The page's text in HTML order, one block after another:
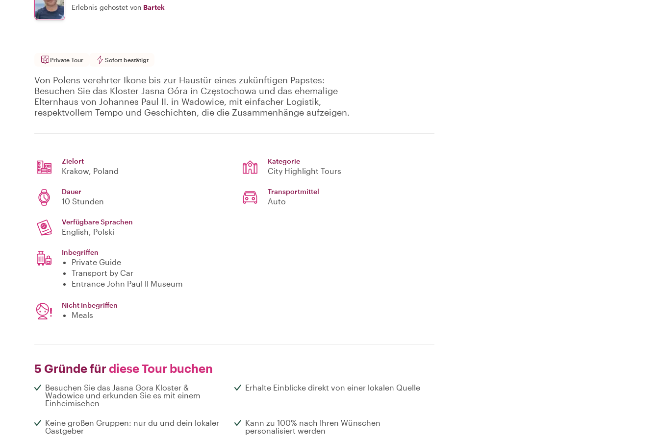
Erlebnis gehostet von Bartek
Private Tour Sofort bestätigt
Von Polens verehrter Ikone bis zur Haustür eines zukünftigen Papstes:
Besuchen Sie das Kloster Jasna Góra in Częstochowa und das ehemalige
Elternhaus von Johannes Paul II. in Wadowice, mit einfacher Logistik,
respektvollem Tempo und Geschichten, die die Zusammenhänge aufzeigen.
Zielort
Krakow, Poland
Kategorie
City Highlight Tours
Dauer
10 Stunden
Transportmittel
Auto
Verfügbare Sprachen
English, Polski
Inbegriffen
Private Guide
Transport by Car
Entrance John Paul II Museum
Nicht inbegriffen
Meals
5 Gründe für diese Tour buchen
Besuchen Sie das Jasna Gora Kloster &
Wadowice und erkunden Sie es mit einem
Einheimischen
Erhalte Einblicke direkt von einer lokalen Quelle
Keine großen Gruppen: nur du und dein lokaler
Gastgeber
Kann zu 100% nach Ihren Wünschen
personalisiert werden